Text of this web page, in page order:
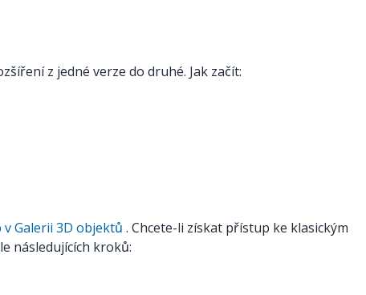
z jedné verze do druhé. Jak začít:
Galerii 3D objektů . Chcete-li získat přístup ke klasickým
následujících kroků: